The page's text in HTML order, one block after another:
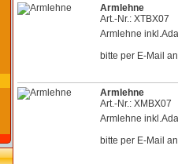
Armlehne
Art.-Nr.: XTBX07
Armlehne
bitte per E-Mail
Armlehne
Art.-Nr.: XMBX07
Armlehne
bitte per E-Mail